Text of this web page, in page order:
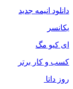
دانلود انیمه جدید
یکانسر
ای کیو مگ
کسب و کار برتر
روز داتا